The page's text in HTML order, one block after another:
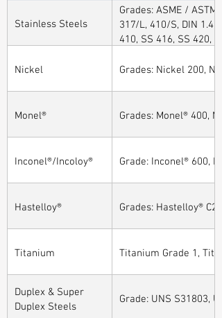
Stainless Steels
Grades: ASME /
317/L, 410/S, DIN
410, SS 416, SS 420,
Nickel
Grades: Nickel 200,
Monel® Grades: Monel® 400,
Inconel®/Incoloy® Grade: Inconel® 600,
Hastelloy® Grades: Hastelloy®
Titanium Titanium Grade 1,
Duplex & Super
Duplex Steels
Grade: UNS S31803,